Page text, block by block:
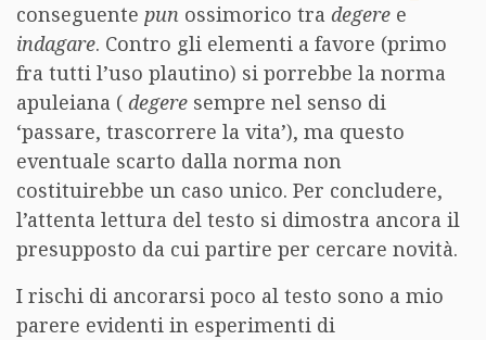
conseguente pun ossimorico tra degere e
indagare. Contro gli elementi a favore (primo
fra tutti l’uso plautino) si porrebbe la norma
apuleiana ( degere sempre nel senso di
‘passare, trascorrere la vita’), ma questo
eventuale scarto dalla norma non
costituirebbe un caso unico. Per concludere,
l’attenta lettura del testo si dimostra ancora il
presupposto da cui partire per cercare novità.
I rischi di ancorarsi poco al testo sono a mio
parere evidenti in esperimenti di